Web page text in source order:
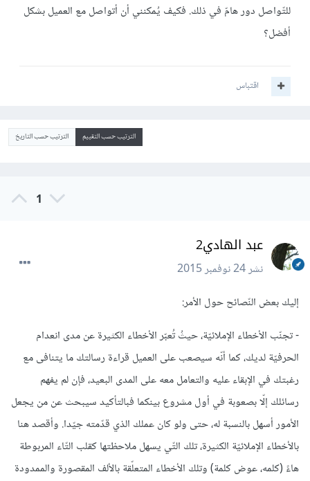
للتّواصل دور هامّ في ذلك. فكيف يُمكنني أن أتواصل مع العميل بشكل
أفضل؟
اقتباس
الترتيب حسب التقييم الترتيب حسب التاريخ
1
عبد الهادي2
نشر24 نوفمبر 2015
إليك بعض النّصائح حول الأمر:
- تجنّب الأخطاء الإملائيّة، حيثُ تُعبّر الأخطاء الكثيرة عن مدى انعدام
الحرفيّة لديك، كما أنّه سيصعب على العميل قراءة رسالتك ما يتنافى مع
رغبتك في الإبقاء عليه والتعامل معه على المدى البعيد، فإن لم يفهم
رسائلك إلّا بصعوبة في أول مشروع بينكما فبالتأكيد سيبحث عن من يجعل
الأمور أسهل بالنسبة له، حتى ولو كان عملك الذي قدّمته جيّدا. وأقصد هنا
بالأخطاء الإملائيّة الكثيرة، تلك التّي يسهل ملاحظتها كقلب التّاء المربوطة
هاءً (كلمه، عوض كلمة) وتلك الأخطاء المتعلّقة بالألف المقصورة والممدودة